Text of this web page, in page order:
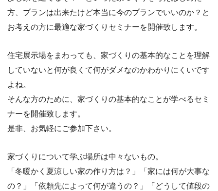
方、プランは出来たけど本当に今のプランでいいのか？と
お考えの方に最適な家づくりセミナーを開催致します。
住宅展示場をまわっても、家づくりの基本的なことを理解
していないと何が良くて何がダメなのかわかりにくいです
よね。
そんな方のために、家づくりの基本的なことが学べるセミ
ナーを開催致します。
是非、お気軽にご参加下さい。
家づくりについて学ぶ場所は中々ないもの。
「冬暖かく夏涼しい家の作り方は？」「家には何が大事な
の？」「依頼先によって何が違うの？」「どうして値段の